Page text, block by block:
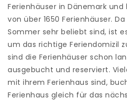
Ferienhäuser in Dänemark
von über 1650 Ferienhäuser.
Sommer sehr beliebt sind, ist
um das richtige Feriendomizil
sind die Ferienhäuser schon
ausgebucht und reserviert.
mit ihrem Ferienhaus sind,
Ferienhaus gleich für das